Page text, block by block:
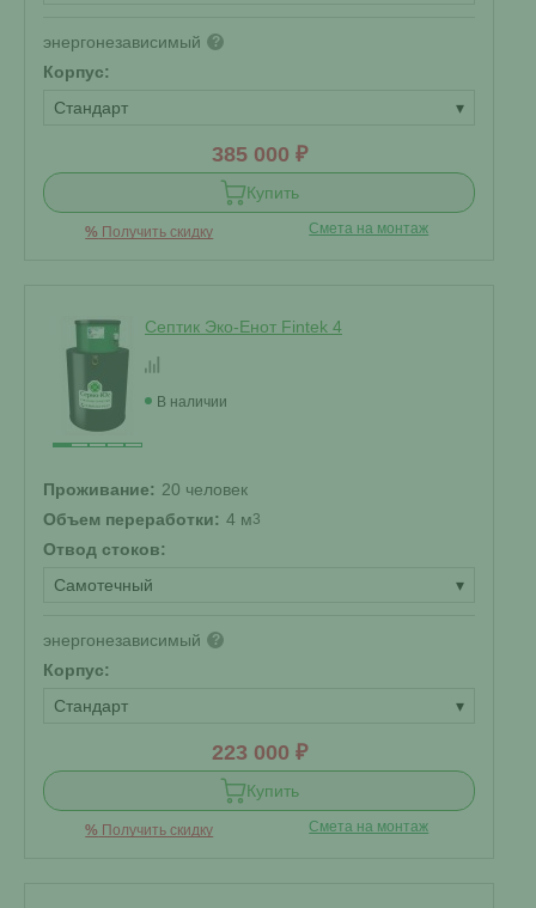
энергонезависимый ?
Корпус:
Стандарт
▾
385 000 ₽
Купить
% Получить скидку Смета на монтаж
Септик Эко-Енот Fintek 4
В наличии
Проживание: 20 человек
Объем переработки: 4 м3
Отвод стоков:
Самотечный
▾
энергонезависимый ?
Корпус:
Стандарт
▾
223 000 ₽
Купить
% Получить скидку Смета на монтаж